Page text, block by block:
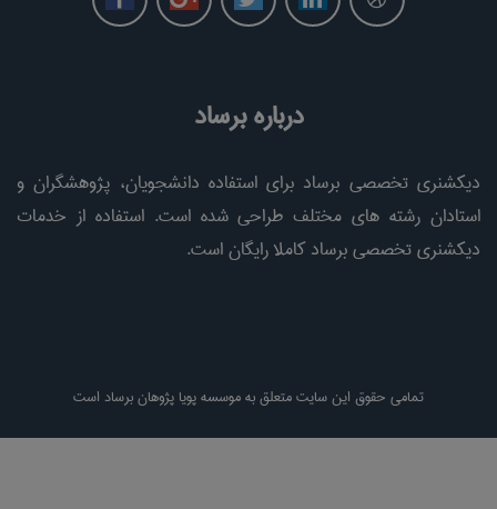
درباره برساد
دیکشنری تخصصی برساد برای استفاده دانشجویان، پژوهشگران و
استادان رشته های مختلف طراحی شده است. استفاده از خدمات
دیکشنری تخصصی برساد کاملا رایگان است.
تمامی حقوق این سایت متعلق به موسسه پویا پژوهان برساد است